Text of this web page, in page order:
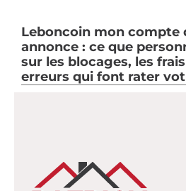
Leboncoin mon compte
annonce : ce que
sur les blocages, les
erreurs qui font rater